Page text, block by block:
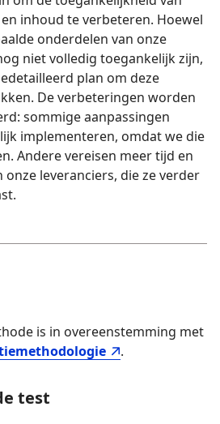
inhoud te verbeteren. Hoewel
onderdelen van onze
niet volledig toegankelijk zijn,
plan om deze
De verbeteringen worden
sommige aanpassingen
implementeren, omdat we die
Andere vereisen meer tijd en
leveranciers, die ze verder
is in overeenstemming met
.
test